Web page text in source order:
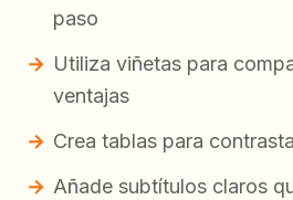
paso
Utiliza viñetas para
ventajas
Crea tablas para
Añade subtítulos claros